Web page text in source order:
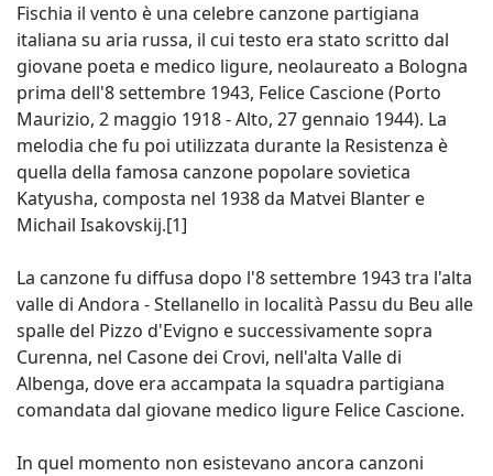
Fischia il vento è una celebre canzone partigiana
italiana su aria russa, il cui testo era stato scritto dal
giovane poeta e medico ligure, neolaureato a Bologna
prima dell'8 settembre 1943, Felice Cascione (Porto
Maurizio, 2 maggio 1918 - Alto, 27 gennaio 1944). La
melodia che fu poi utilizzata durante la Resistenza è
quella della famosa canzone popolare sovietica
Katyusha, composta nel 1938 da Matvei Blanter e
Michail Isakovskij.[1]
La canzone fu diffusa dopo l'8 settembre 1943 tra l'alta
valle di Andora - Stellanello in località Passu du Beu alle
spalle del Pizzo d'Evigno e successivamente sopra
Curenna, nel Casone dei Crovi, nell'alta Valle di
Albenga, dove era accampata la squadra partigiana
comandata dal giovane medico ligure Felice Cascione.
In quel momento non esistevano ancora canzoni